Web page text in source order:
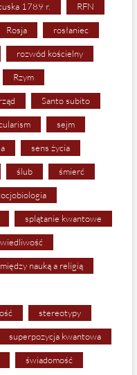
1789 r. RFN
Rosja rosłaniec
rozwód kościelny
Rzym
Santo subito
sejm
sens życia
ślub śmierć
splątanie kwantowe
nauką a religią
stereotypy
superpozycja kwantowa
świadomość